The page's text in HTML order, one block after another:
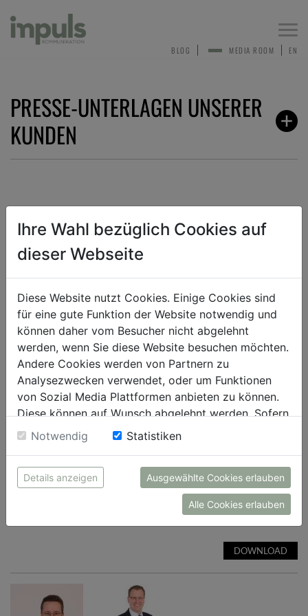
EN
MEDIA ROOM
BLOG
PRESSE-UNTERLAGEN UNSERER
KUNDEN
ZURÜCK
TEXT BILD DOKUMENT
Mag. Thomas Komin übernimmt den Vertrieb von „Grapho“.
Laakirchen Papier (Abdruck bei Nennung honorarfrei)
DOWNLOAD
Ihre Wahl bezüglich Cookies auf
dieser Webseite
Diese Website nutzt Cookies. Einige Cookies sind
für eine gute Funktion der Website notwendig und
können daher vom Besucher nicht abgelehnt
werden, wenn Sie diese Website besuchen möchten.
Andere Cookies werden von Partnern zu
Analysezwecken verwendet, oder um Funktionen
von Sozial Media Plattformen anbieten zu können.
Diese können auf Wunsch abgelehnt werden. Sofern
sie unsere Webseite weiter nutzen, geben Sie
Einwilligung zu unseren Cookies.
Notwendig Statistiken
Details anzeigen Ausgewählte Cookies erlauben
Alle Cookies erlauben